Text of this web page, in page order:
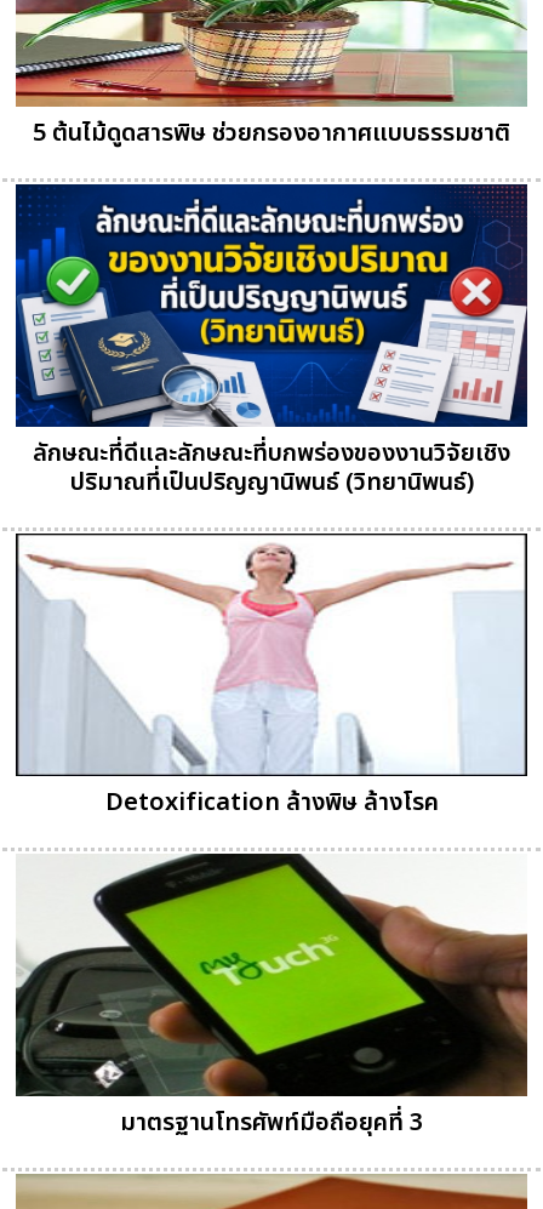
5 ต้นไม้ดูดสารพิษ ช่วยกรองอากาศแบบธรรมชาติ
ลักษณะที่ดีและลักษณะที่บกพร่องของงานวิจัยเชิง
ปริมาณที่เป็นปริญญานิพนธ์ (วิทยานิพนธ์)
Detoxification ล้างพิษ ล้างโรค
มาตรฐานโทรศัพท์มือถือยุคที่ 3